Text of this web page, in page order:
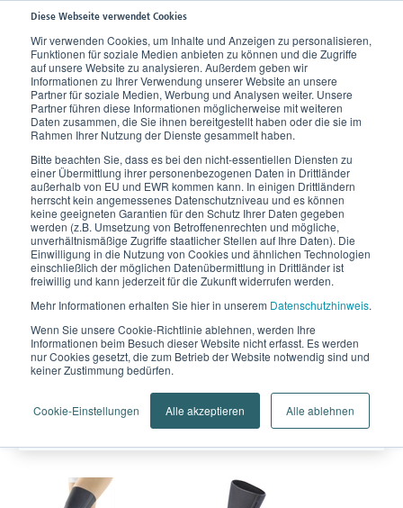
Diese Webseite verwendet Cookies
Wir verwenden Cookies, um Inhalte und Anzeigen zu personalisieren,
Funktionen für soziale Medien anbieten zu können und die Zugriffe
auf unsere Website zu analysieren. Außerdem geben wir
Informationen zu Ihrer Verwendung unserer Website an unsere
Partner für soziale Medien, Werbung und Analysen weiter. Unsere
Partner führen diese Informationen möglicherweise mit weiteren
Daten zusammen, die Sie ihnen bereitgestellt haben oder die sie im
Rahmen Ihrer Nutzung der Dienste gesammelt haben.
Bitte beachten Sie, dass es bei den nicht-essentiellen Diensten zu
einer Übermittlung ihrer personenbezogenen Daten in Drittländer
außerhalb von EU und EWR kommen kann. In einigen Drittländern
herrscht kein angemessenes Datenschutzniveau und es können
keine geeigneten Garantien für den Schutz Ihrer Daten gegeben
werden (z.B. Umsetzung von Betroffenenrechten und mögliche,
unverhältnismäßige Zugriffe staatlicher Stellen auf Ihre Daten). Die
Einwilligung in die Nutzung von Cookies und ähnlichen Technologien
einschließlich der möglichen Datenübermittlung in Drittländer ist
freiwillig und kann jederzeit für die Zukunft widerrufen werden.
Mehr Informationen erhalten Sie hier in unserem Datenschutzhinweis.
Wenn Sie unsere Cookie-Richtlinie ablehnen, werden Ihre
Informationen beim Besuch dieser Website nicht erfasst. Es werden
nur Cookies gesetzt, die zum Betrieb der Website notwendig sind und
keiner Zustimmung bedürfen.
Cookie-Einstellungen Alle akzeptieren Alle ablehnen
Home Produkte Bandagen, Orthesen und Therapieschuhe
Knie
Dynamics Kniebandage